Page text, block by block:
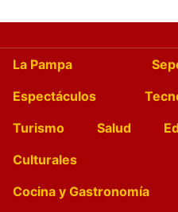
La Pampa
Espectáculos
Turismo
Salud
Culturales
Cocina y Gastronomía